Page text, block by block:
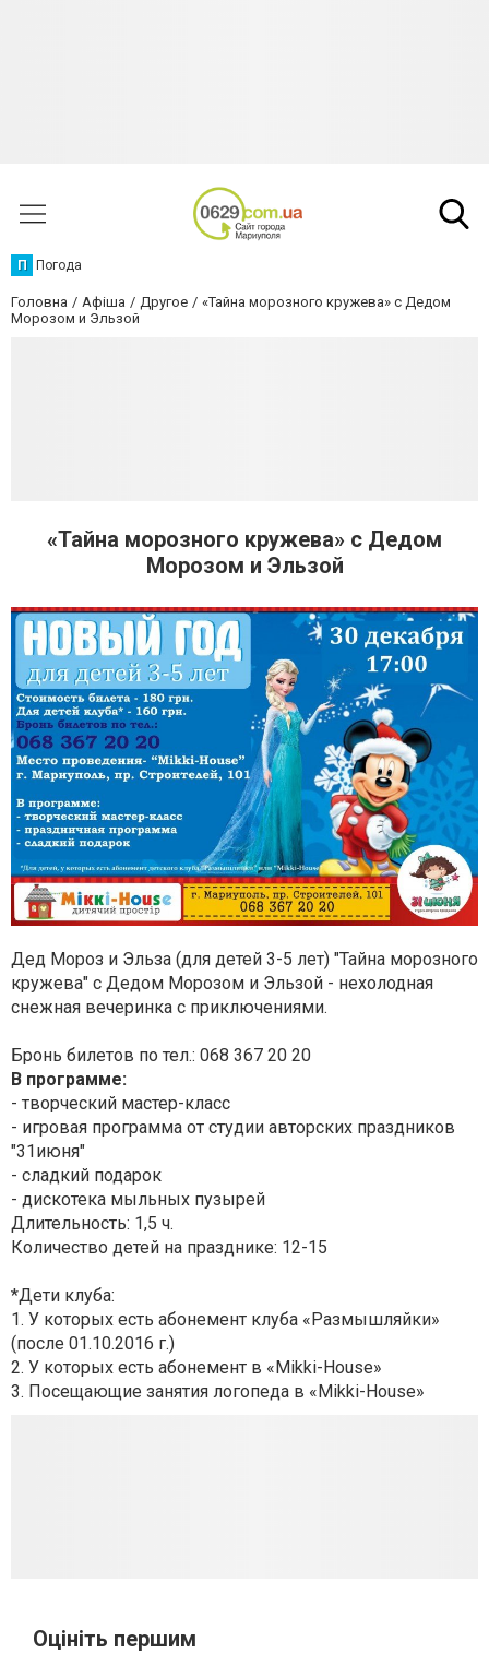
П Погода
Головна Афіша Другое
«Тайна морозного кружева» с Дедом
Морозом и Эльзой
«Тайна морозного кружева» с Дедом
Морозом и Эльзой
Дед Мороз и Эльза (для детей 3-5 лет) "Тайна морозного
кружева" с Дедом Морозом и Эльзой - нехолодная
снежная вечеринка с приключениями.
Бронь билетов по тел.: 068 367 20 20
В программе:
- творческий мастер-класс
- игровая программа от студии авторских праздников
"31июня"
- сладкий подарок
- дискотека мыльных пузырей
Длительность: 1,5 ч.
Количество детей на празднике: 12-15
*Дети клуба:
1. У которых есть абонемент клуба «Размышляйки»
(после 01.10.2016 г.)
2. У которых есть абонемент в «Mikki-House»
3. Посещающие занятия логопеда в «Mikki-House»
Оцініть першим